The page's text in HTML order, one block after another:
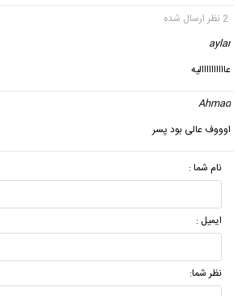
2 نظر ارسال شده
aylar
عاااااااااالیه
Ahmad
اوووف عالی بود پسر
نام شما :
ایمیل :
نظر شما: